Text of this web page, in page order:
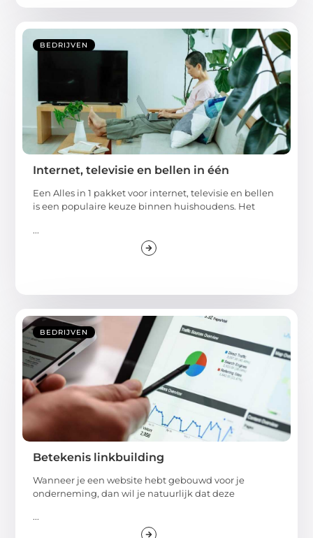
BEDRIJVEN
Internet, televisie en bellen in één
Een Alles in 1 pakket voor internet, televisie en bellen
is een populaire keuze binnen huishoudens. Het
...
BEDRIJVEN
Betekenis linkbuilding
Wanneer je een website hebt gebouwd voor je
onderneming, dan wil je natuurlijk dat deze
...